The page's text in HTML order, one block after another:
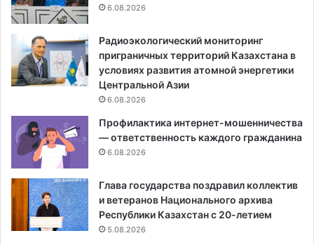
6.08.2026
Радиоэкологический мониторинг
приграничных территорий Казахстана в
условиях развития атомной энергетики
Центральной Азии
6.08.2026
Профилактика интернет-мошенничества
— ответственность каждого гражданина
6.08.2026
Глава государства поздравил коллектив
и ветеранов Национального архива
Республики Казахстан с 20-летием
5.08.2026